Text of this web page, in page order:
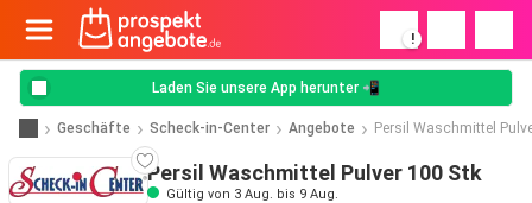
!
Laden Sie unsere App herunter 📲
Geschäfte Scheck-in-Center Angebote Persil Waschmittel
Persil Waschmittel Pulver 100 Stk
Gültig von 3 Aug. bis 9 Aug.